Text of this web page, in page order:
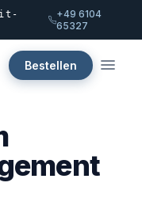
+49 6104
65327
Bestellen